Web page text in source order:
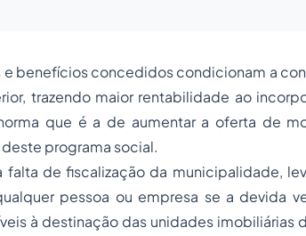
e benefícios concedidos condicionam a
trazendo maior rentabilidade ao
que é a de aumentar a oferta de
programa social.
falta de fiscalização da municipalidade,
pessoa ou empresa se a devida
à destinação das unidades imobiliárias